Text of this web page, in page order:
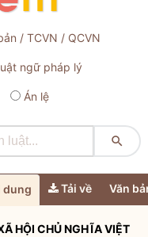
/ TCVN / QCVN
ngữ pháp lý
Án lệ

dung Tải về Văn
HỘI CHỦ NGHĨA VIỆT